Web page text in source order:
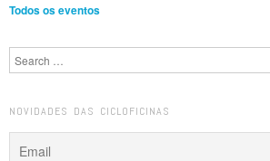
Todos os eventos
Search
NOVIDADES DAS CICLOFICINAS